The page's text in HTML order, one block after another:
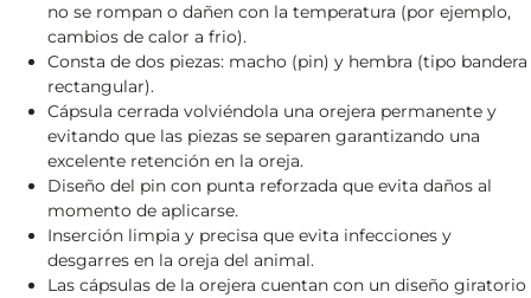
no se rompan o dañen con la temperatura (por ejemplo,
cambios de calor a frio).
Consta de dos piezas: macho (pin) y hembra (tipo bandera
rectangular).
Cápsula cerrada volviéndola una orejera permanente y
evitando que las piezas se separen garantizando una
excelente retención en la oreja.
Diseño del pin con punta reforzada que evita daños al
momento de aplicarse.
Inserción limpia y precisa que evita infecciones y
desgarres en la oreja del animal.
Las cápsulas de la orejera cuentan con un diseño giratorio